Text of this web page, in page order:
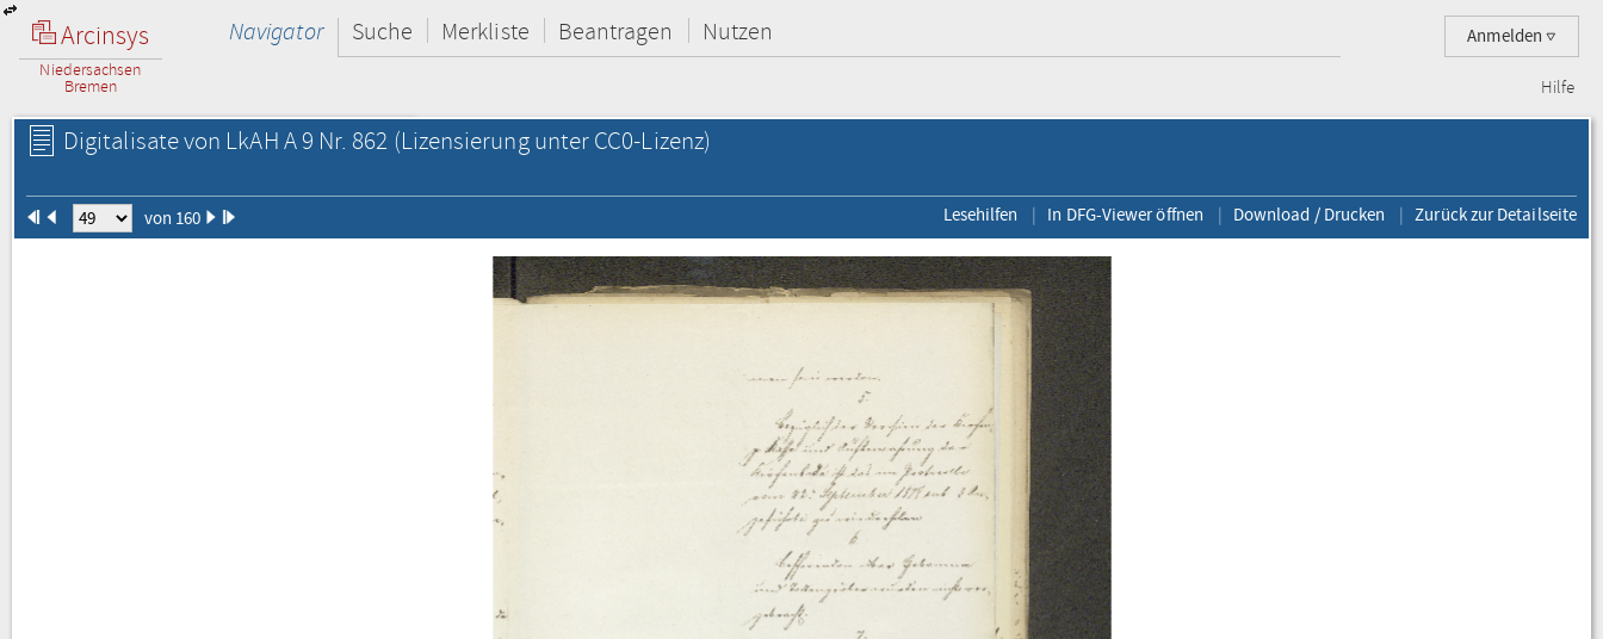
Arcinsys
Niedersachsen
Bremen
Anmelden
Navigator Suche Merkliste Beantragen Nutzen
Hilfe
Digitalisate von LkAH A 9 Nr. 862 (Lizensierung unter CC0-Lizenz)
von 160 Lesehilfen In DFG-Viewer öffnen Download / Drucken Zurück zur Detailseite